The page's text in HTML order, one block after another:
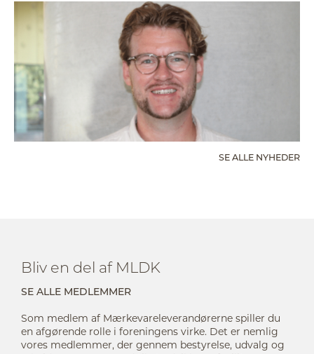
SE ALLE NYHEDER
Bliv en del af MLDK
SE ALLE MEDLEMMER
Som medlem af Mærkevareleverandørerne spiller du
en afgørende rolle i foreningens virke. Det er nemlig
vores medlemmer, der gennem bestyrelse, udvalg og